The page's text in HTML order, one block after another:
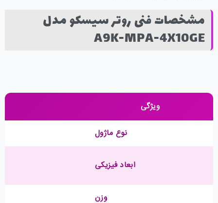
مشخصات فنی روتر سیسکو مدل
A9K-MPA-4X10GE
ویژگی
نوع ماژول
ابعاد فیزیکی
وزن